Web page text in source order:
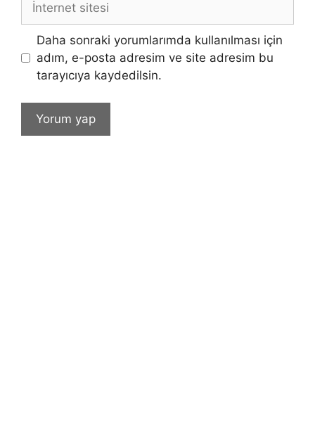
Daha sonraki yorumlarımda kullanılması için
adım, e-posta adresim ve site adresim bu
tarayıcıya kaydedilsin.